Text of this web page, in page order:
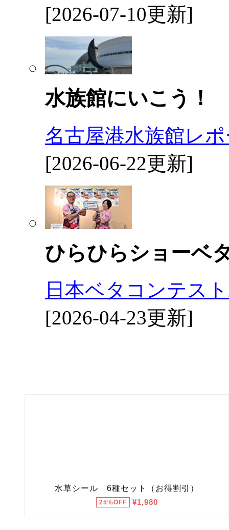
[2026-07-10更新]
水族館にいこう！
名古屋港水族館レ
[2026-06-22更新]
ひらひらショーベ
日本ベタコンテス
[2026-04-23更新]